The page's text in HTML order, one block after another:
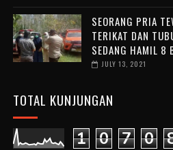
SEORANG PRIA
TERIKAT DAN
SEDANG HAMIL 8
JULY 13, 2021
TOTAL KUNJUNGAN
1 0 7 0